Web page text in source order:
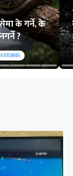
के गर्ने, के
नगर्ने ?
6STORIES